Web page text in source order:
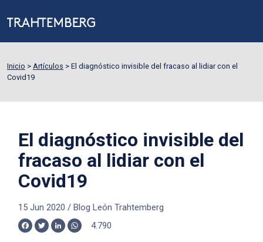
Inicio > Artículos > El diagnóstico invisible del fracaso al lidiar con el
Covid19
El diagnóstico invisible del
fracaso al lidiar con el
Covid19
15 Jun 2020 / Blog León Trahtemberg
Facebook
TwitterLinkedInWhatsApp
4.790